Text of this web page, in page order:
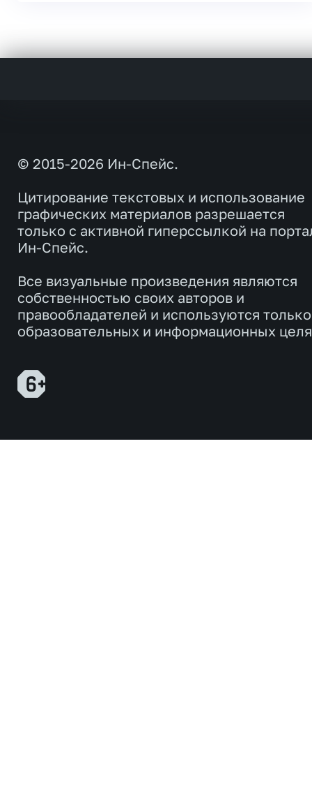
© 2015-2026 Ин-Спейс.
Цитирование текстовых и использование
графических материалов разрешается
только с активной гиперссылкой на
Ин-Спейс.
Все визуальные произведения являются
собственностью своих авторов и
правообладателей и используются
образовательных и информационных